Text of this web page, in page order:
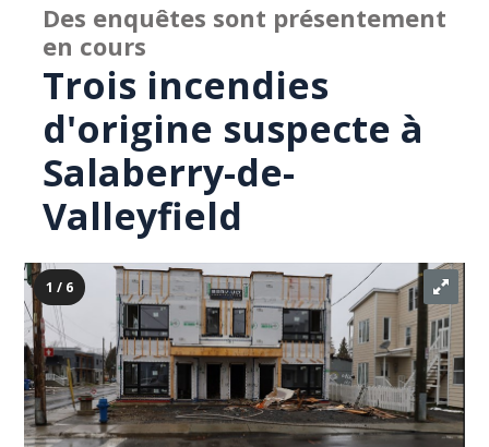
Des enquêtes sont présentement
en cours
Trois incendies
d'origine suspecte à
Salaberry-de-
Valleyfield
1 / 6